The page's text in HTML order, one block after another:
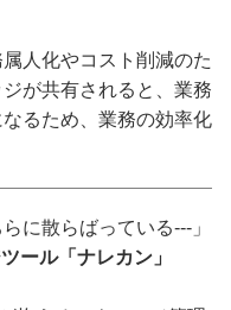
人化やコスト削減のた
が共有されると、業務
るため、業務の効率化
に散らばっている---」
ール「ナレカン」